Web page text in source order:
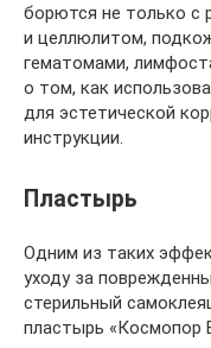
борются не только с
и целлюлитом,
гематомами,
о том, как
для эстетической
инструкции.
Пластырь
Одним из таких
уходу за
стерильный
пластырь «Космопор